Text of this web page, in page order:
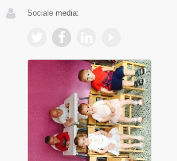
Sociale media: